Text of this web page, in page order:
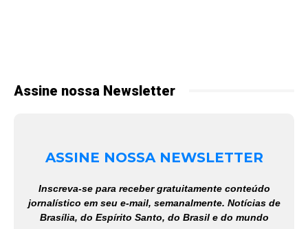
Assine nossa Newsletter
ASSINE NOSSA NEWSLETTER
Inscreva-se para receber gratuitamente conteúdo
jornalístico em seu e-mail, semanalmente. Notícias de
Brasília, do Espírito Santo, do Brasil e do mundo